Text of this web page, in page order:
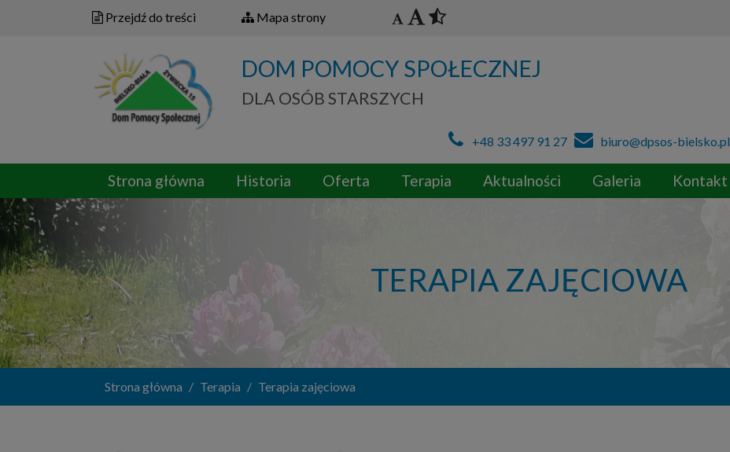
Przejdź do treści Mapa strony
DOM POMOCY SPOŁECZNEJ
DLA OSÓB STARSZYCH
+48 33 497 91 27 biuro@dpsos-bielsko.pl
Strona główna Historia Oferta Terapia Aktualności Galeria Kontakt
TERAPIA ZAJĘCIOWA
Strona główna Terapia Terapia zajęciowa